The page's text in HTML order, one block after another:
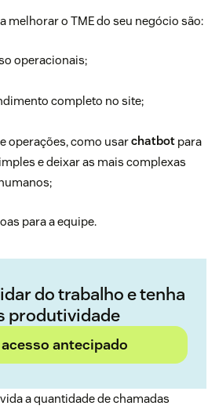
melhorar o TME do seu negócio são:
operacionais;
completo no site;
operações, como usarchatbot para
e deixar as mais complexas
para a equipe.
do trabalho e tenha
produtividade
acesso antecipado
a quantidade de chamadas